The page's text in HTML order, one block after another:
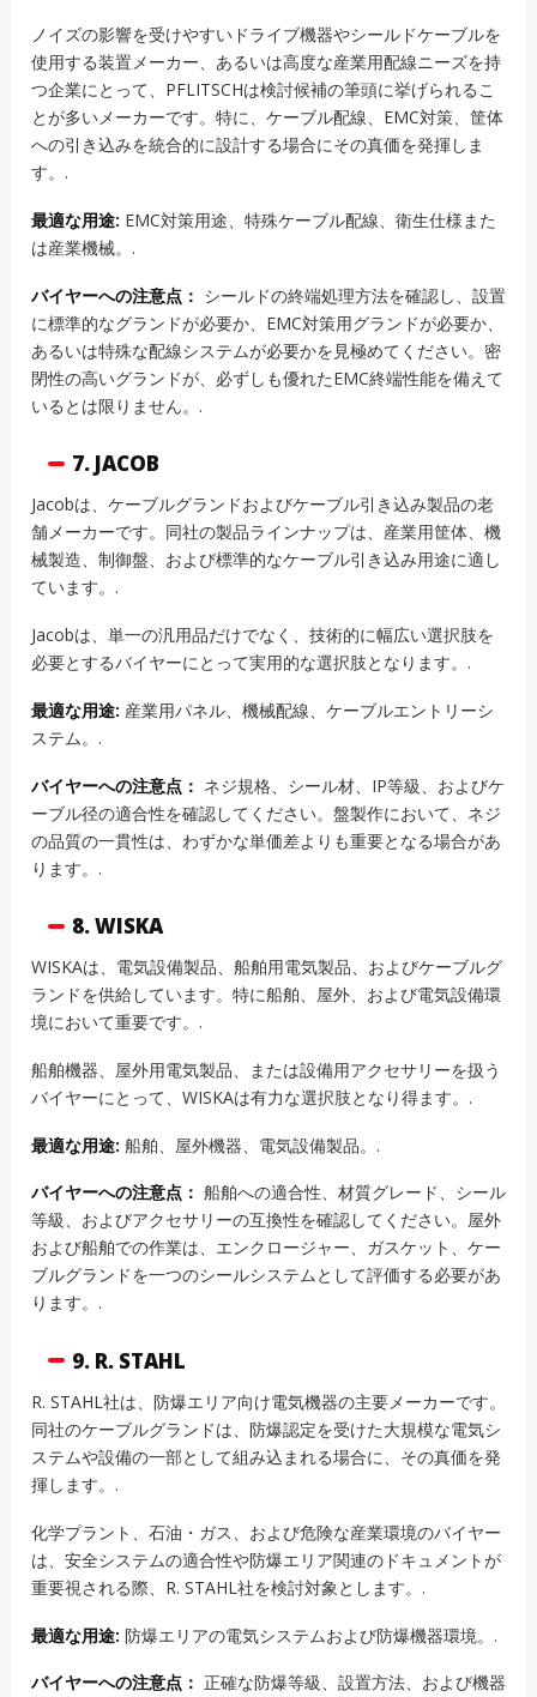
ノイズの影響を受けやすいドライブ機器やシールドケーブルを
使用する装置メーカー、あるいは高度な産業用配線ニーズを持
つ企業にとって、PFLITSCHは検討候補の筆頭に挙げられるこ
とが多いメーカーです。特に、ケーブル配線、EMC対策、筐体
への引き込みを統合的に設計する場合にその真価を発揮しま
す。.
最適な用途: EMC対策用途、特殊ケーブル配線、衛生仕様また
は産業機械。.
バイヤーへの注意点： シールドの終端処理方法を確認し、設置
に標準的なグランドが必要か、EMC対策用グランドが必要か、
あるいは特殊な配線システムが必要かを見極めてください。密
閉性の高いグランドが、必ずしも優れたEMC終端性能を備えて
いるとは限りません。.
7. JACOB
Jacobは、ケーブルグランドおよびケーブル引き込み製品の老
舗メーカーです。同社の製品ラインナップは、産業用筐体、機
械製造、制御盤、および標準的なケーブル引き込み用途に適し
ています。.
Jacobは、単一の汎用品だけでなく、技術的に幅広い選択肢を
必要とするバイヤーにとって実用的な選択肢となります。.
最適な用途: 産業用パネル、機械配線、ケーブルエントリーシ
ステム。.
バイヤーへの注意点： ネジ規格、シール材、IP等級、およびケ
ーブル径の適合性を確認してください。盤製作において、ネジ
の品質の一貫性は、わずかな単価差よりも重要となる場合があ
ります。.
8. WISKA
WISKAは、電気設備製品、船舶用電気製品、およびケーブルグ
ランドを供給しています。特に船舶、屋外、および電気設備環
境において重要です。.
船舶機器、屋外用電気製品、または設備用アクセサリーを扱う
バイヤーにとって、WISKAは有力な選択肢となり得ます。.
最適な用途: 船舶、屋外機器、電気設備製品。.
バイヤーへの注意点： 船舶への適合性、材質グレード、シール
等級、およびアクセサリーの互換性を確認してください。屋外
および船舶での作業は、エンクロージャー、ガスケット、ケー
ブルグランドを一つのシールシステムとして評価する必要があ
ります。.
9. R. STAHL
R. STAHL社は、防爆エリア向け電気機器の主要メーカーです。
同社のケーブルグランドは、防爆認定を受けた大規模な電気シ
ステムや設備の一部として組み込まれる場合に、その真価を発
揮します。.
化学プラント、石油・ガス、および危険な産業環境のバイヤー
は、安全システムの適合性や防爆エリア関連のドキュメントが
重要視される際、R. STAHL社を検討対象とします。.
最適な用途: 防爆エリアの電気システムおよび防爆機器環境。.
バイヤーへの注意点： 正確な防爆等級、設置方法、および機器